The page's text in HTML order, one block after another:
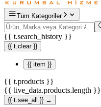
Tüm Kategoriler
{{ t.search_history }}
{{ t.clear }}
{{ item }}
{{ t.products }}
{{ live_data.products.length }}
{{ t.see_all }} →